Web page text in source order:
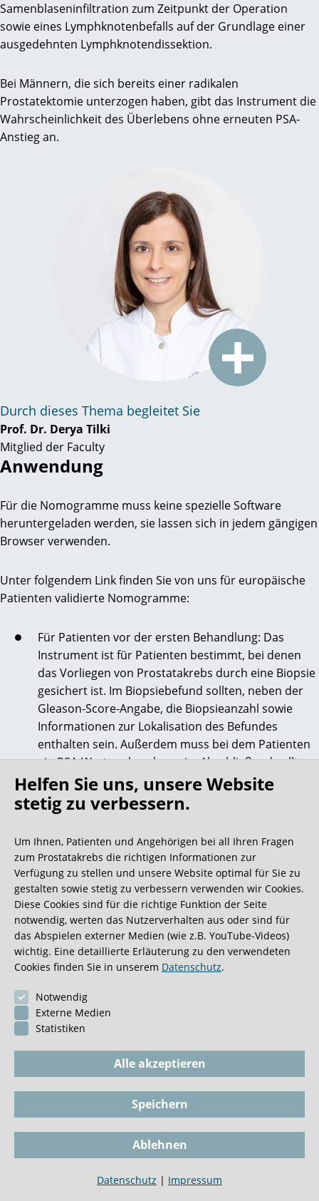
Samenblaseninfiltration zum Zeitpunkt der Operation
sowie eines Lymphknotenbefalls auf der Grundlage einer
ausgedehnten Lymphknotendissektion.
Bei Männern, die sich bereits einer radikalen
Prostatektomie unterzogen haben, gibt das Instrument die
Wahrscheinlichkeit des Überlebens ohne erneuten PSA-
Anstieg an.
Durch dieses Thema begleitet Sie
Prof. Dr. Derya Tilki
Mitglied der Faculty
Anwendung
Für die Nomogramme muss keine spezielle Software
heruntergeladen werden, sie lassen sich in jedem gängigen
Browser verwenden.
Unter folgendem Link finden Sie von uns für europäische
Patienten validierte Nomogramme:
Für Patienten vor der ersten Behandlung: Das
Instrument ist für Patienten bestimmt, bei denen
das Vorliegen von Prostatakrebs durch eine Biopsie
gesichert ist. Im Biopsiebefund sollten, neben der
Gleason-Score-Angabe, die Biopsieanzahl sowie
Informationen zur Lokalisation des Befundes
enthalten sein. Außerdem muss bei dem Patienten
ein PSA-Wert vorhanden sein. Abschließend sollte
das klinische Stadium der Erkrankung nach dem
Klassifikationssystem der UICC von 1992/2002
bestimmt worden sein.
Zum Pre-OP-Nomogramm
Für Patienten nach der radikalen Prostatektomie:
Teile des Instruments sind für die Anwendung bei
Patienten geeignet, die sich wegen Prostatakrebs
einer Prostatektomie unterzogen haben. Hier
werden Informationen zum pathologischen
Endbefund nach erfolgter Operation, wie z.B. das
pT-Stadium, der Gleason-Score oder ähnliches
benötigt.
Datenschutz
Cookie-Einstellungen
Dokumente
Tel
Helfen Sie uns, unsere Website
stetig zu verbessern.
Um Ihnen, Patienten und Angehörigen bei all Ihren Fragen
zum Prostatakrebs die richtigen Informationen zur
Verfügung zu stellen und unsere Website optimal für Sie zu
gestalten sowie stetig zu verbessern verwenden wir Cookies.
Diese Cookies sind für die richtige Funktion der Seite
notwendig, werten das Nutzerverhalten aus oder sind für
das Abspielen externer Medien (wie z.B. YouTube-Videos)
wichtig. Eine detaillierte Erläuterung zu den verwendeten
Cookies finden Sie in unserem Datenschutz.
Notwendig
Externe Medien
Statistiken
Alle akzeptieren
Speichern
Ablehnen
Datenschutz | Impressum